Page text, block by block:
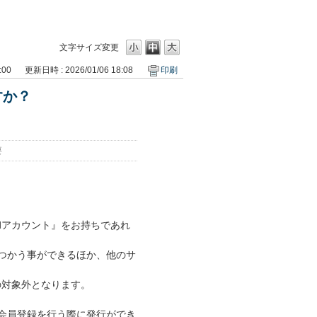
文字サイズ変更
更新日時 : 2026/01/06 18:08 印刷
？
カウント』をお持ちであれ
かう事ができるほか、他のサ
象外となります。
員登録を行う際に発行ができ